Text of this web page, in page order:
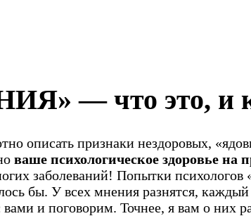
что это, и
описать признаки нездоровых,
ваше психологическое здоровье на
заболеваний! Попытки
бы. У всех мнения разнятся,
и поговорим. Точнее, я вам о них